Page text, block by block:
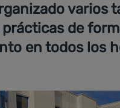
varios
de
en todos los